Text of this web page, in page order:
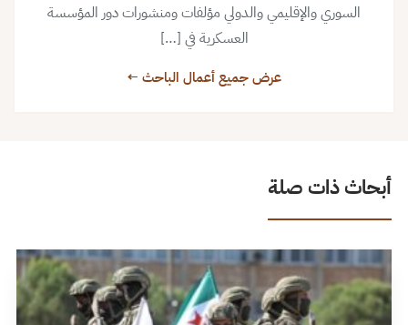
السوري والإقليمي والدولي مؤلفات ومنشورات دور المؤسسة
العسكرية في […]
عرض جميع أعمال الباحث ←
أبحاث ذات صلة